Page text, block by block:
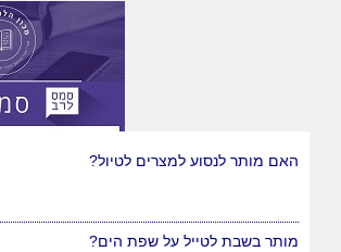
האם מותר לנסוע למצרים לטיול?
מותר בשבת לטייל על שפת הים?